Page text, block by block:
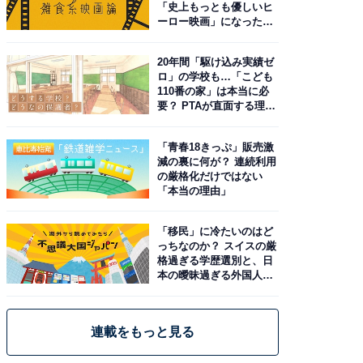
「史上もっとも優しいヒ
ーロー映画」になった理
20年間「駆け込み実績ゼ
ロ」の学校も…「こども
110番の家」は本当に必
要？ PTAが直面する理想
「青春18きっぷ」販売激
減の裏に何が？ 連続利用
の厳格化だけではない
「本当の理由」
「移民」に冷たいのはど
っちなのか？ スイスの厳
格過ぎる学歴選別と、日
本の曖昧過ぎる外国人政
連載をもっと見る